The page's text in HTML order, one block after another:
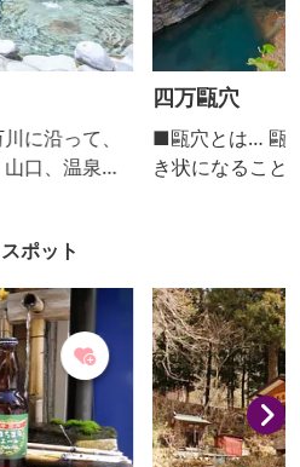
に沿って、
口、温泉口
病に効く温
ついた、と
吸い付くよ
泉、硫化塩
大美人泉
クス、保湿
して高く...
四万甌穴
■甌穴とは… 甌
き状になること
自然が作り出し
はないでしょう
下流約130mの
りとわかるもの
35㎝～1.5m、
5㎝～2...
ポット